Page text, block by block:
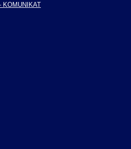
KOMUNIKAT